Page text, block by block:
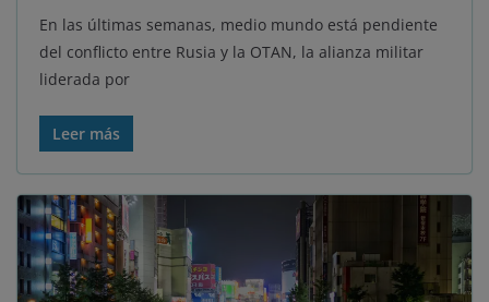
En las últimas semanas, medio mundo está pendiente
del conflicto entre Rusia y la OTAN, la alianza militar
liderada por
Leer más